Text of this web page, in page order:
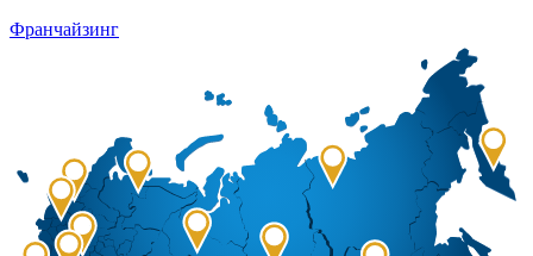
Франчайзинг